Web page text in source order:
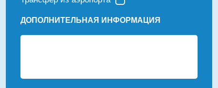
ДОПОЛНИТЕЛЬНАЯ ИНФОРМАЦИЯ